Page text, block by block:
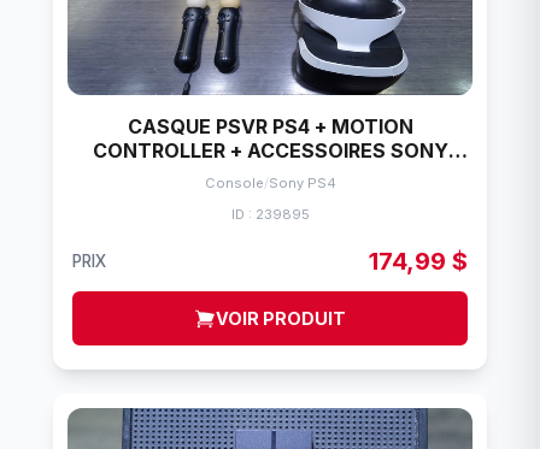
CASQUE PSVR PS4 + MOTION
CONTROLLER + ACCESSOIRES SONY
CUH-ZVR2
Console/Sony PS4
ID : 239895
PRIX 174,99 $
VOIR PRODUIT